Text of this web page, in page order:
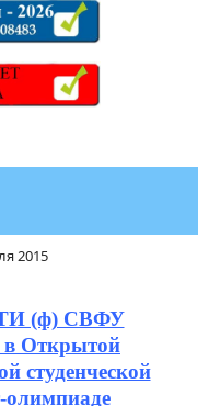
2015
(ф) СВФУ
в Открытой
студенческой
олимпиаде